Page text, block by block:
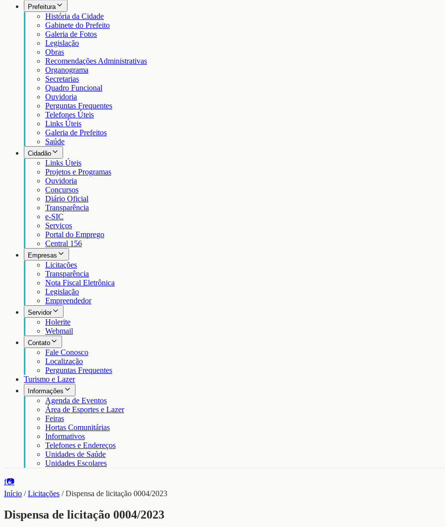
Prefeitura
História da Cidade
Gabinete do Prefeito
Galeria de Fotos
Legislação
Obras
Recomendações Administrativas
Organograma
Secretarias
Quadro Funcional
Ouvidoria
Perguntas Frequentes
Telefones Úteis
Links Úteis
Galeria de Prefeitos
Saúde
Cidadão
Links Úteis
Projetos e Programas
Ouvidoria
Concursos
Diário Oficial
Transparência
e-SIC
Serviços
Portal do Emprego
Central 156
Empresas
Licitações
Transparência
Nota Fiscal Eletrônica
Legislação
Empreendedor
Servidor
Holerite
Webmail
Contato
Fale Conosco
Localização
Perguntas Frequentes
Turismo e Lazer
Informações
Agenda de Eventos
Área de Esportes e Lazer
Feiras
Hortas Comunitárias
Informativos
Telefones e Endereços
Unidades de Saúde
Unidades Escolares
f📷
Início /Licitações /Dispensa de licitação 0004/2023
Dispensa de licitação 0004/2023